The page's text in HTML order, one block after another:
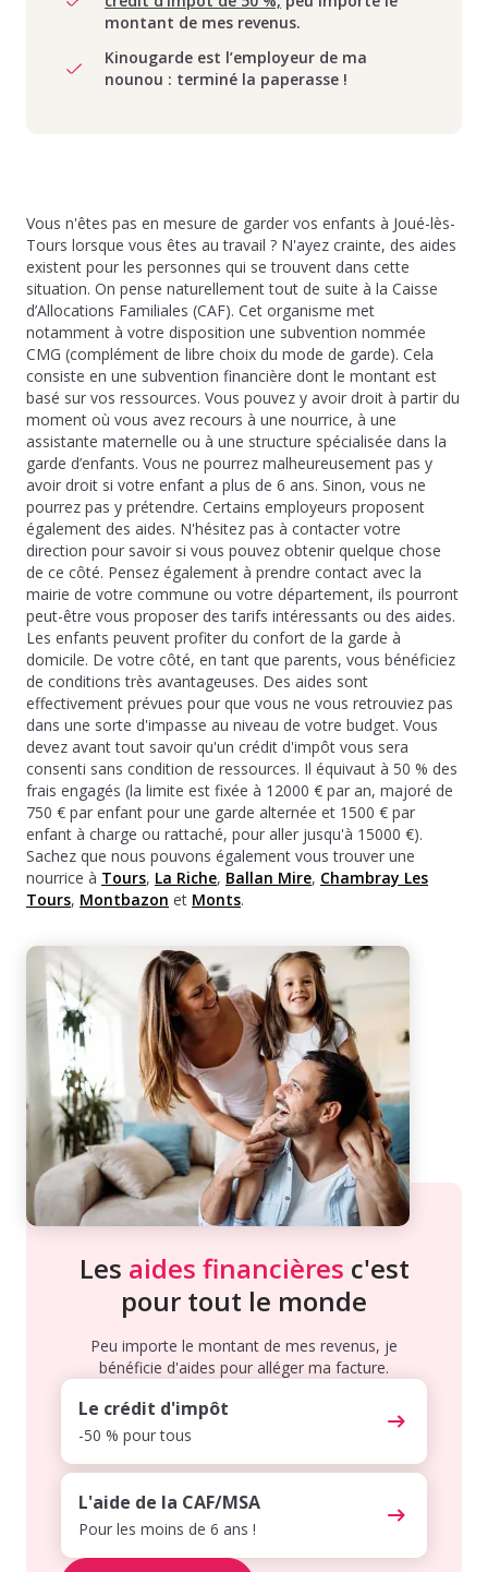
montant de mes revenus.
Kinougarde est l’employeur de ma
nounou : terminé la paperasse !
Vous n'êtes pas en mesure de garder vos enfants à Joué-lès-
Tours lorsque vous êtes au travail ? N'ayez crainte, des aides
existent pour les personnes qui se trouvent dans cette
situation. On pense naturellement tout de suite à la Caisse
d’Allocations Familiales (CAF). Cet organisme met
notamment à votre disposition une subvention nommée
CMG (complément de libre choix du mode de garde). Cela
consiste en une subvention financière dont le montant est
basé sur vos ressources. Vous pouvez y avoir droit à partir du
moment où vous avez recours à une nourrice, à une
assistante maternelle ou à une structure spécialisée dans la
garde d’enfants. Vous ne pourrez malheureusement pas y
avoir droit si votre enfant a plus de 6 ans. Sinon, vous ne
pourrez pas y prétendre. Certains employeurs proposent
également des aides. N'hésitez pas à contacter votre
direction pour savoir si vous pouvez obtenir quelque chose
de ce côté. Pensez également à prendre contact avec la
mairie de votre commune ou votre département, ils pourront
peut-être vous proposer des tarifs intéressants ou des aides.
Les enfants peuvent profiter du confort de la garde à
domicile. De votre côté, en tant que parents, vous bénéficiez
de conditions très avantageuses. Des aides sont
effectivement prévues pour que vous ne vous retrouviez pas
dans une sorte d'impasse au niveau de votre budget. Vous
devez avant tout savoir qu'un crédit d'impôt vous sera
consenti sans condition de ressources. Il équivaut à 50 % des
frais engagés (la limite est fixée à 12000 € par an, majoré de
750 € par enfant pour une garde alternée et 1500 € par
enfant à charge ou rattaché, pour aller jusqu'à 15000 €).
Sachez que nous pouvons également vous trouver une
nourrice à Tours, La Riche, Ballan Mire, Chambray Les
Tours, Montbazon et Monts.
Les aides financières c'est
pour tout le monde
Peu importe le montant de mes revenus, je
bénéficie d'aides pour alléger ma facture.
Le crédit d'impôt
-50 % pour tous
L'aide de la CAF/MSA
Pour les moins de 6 ans !